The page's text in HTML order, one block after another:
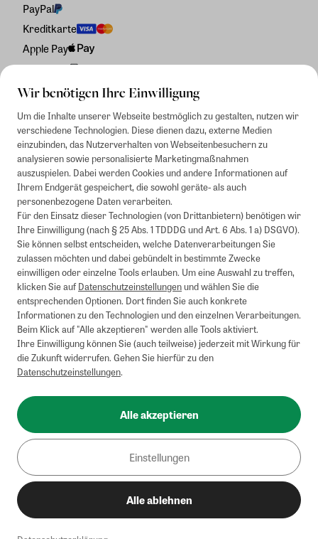
Wir benötigen Ihre Einwilligung
Um die Inhalte unserer Webseite bestmöglich zu gestalten, nutzen wir
verschiedene Technologien. Diese dienen dazu, externe Medien
einzubinden, das Nutzerverhalten von Webseitenbesuchern zu
analysieren sowie personalisierte Marketingmaßnahmen
auszuspielen. Dabei werden Cookies und andere Informationen auf
Ihrem Endgerät gespeichert, die sowohl geräte- als auch
personenbezogene Daten verarbeiten.
Für den Einsatz dieser Technologien (von Drittanbietern) benötigen wir
Ihre Einwilligung (nach § 25 Abs. 1 TDDDG und Art. 6 Abs. 1 a) DSGVO).
Sie können selbst entscheiden, welche Datenverarbeitungen Sie
zulassen möchten und dabei gebündelt in bestimmte Zwecke
einwilligen oder einzelne Tools erlauben. Um eine Auswahl zu treffen,
klicken Sie aufDatenschutzeinstellungenund wählen Sie die
entsprechenden Optionen. Dort finden Sie auch konkrete
Informationen zu den Technologien und den einzelnen Verarbeitungen.
Beim Klick auf "Alle akzeptieren" werden alle Tools aktiviert.
Ihre Einwilligung können Sie (auch teilweise) jederzeit mit Wirkung für
die Zukunft widerrufen. Gehen Sie hierfür zu den
Datenschutzeinstellungen.
Alle akzeptieren
Einstellungen
Alle ablehnen
PayPal
Kreditkarte
Apple Pay
Rechnung